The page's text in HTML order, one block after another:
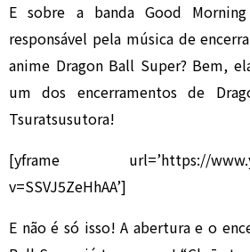
E sobre a banda Good
responsável pela música de
anime Dragon Ball Super? Bem,
um dos encerramentos de
Tsuratsusutora!
[yframe url=’https://
v=SSVJ5ZeHhAA’]
E não é só isso! A abertura e o